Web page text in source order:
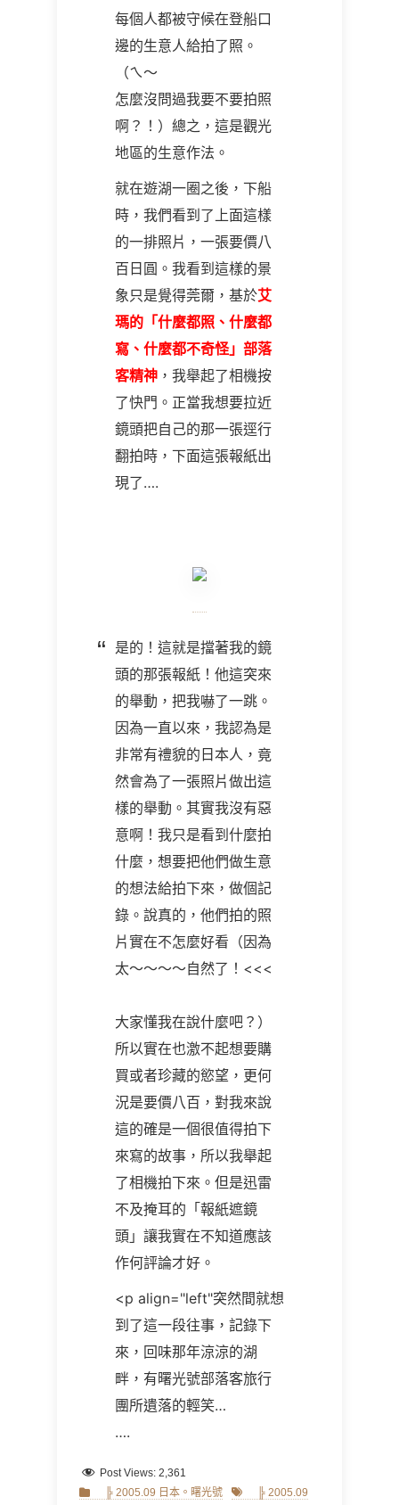
每個人都被守候在登船口
邊的生意人給拍了照。
（ㄟ～
怎麼沒問過我要不要拍照
啊？！）總之，這是觀光
地區的生意作法。
就在遊湖一圈之後，下船
時，我們看到了上面這樣
的一排照片，一張要價八
百日圓。我看到這樣的景
象只是覺得莞爾，基於艾
瑪的「什麼都照、什麼都
寫、什麼都不奇怪」部落
客精神 ，我舉起了相機按
了快門。正當我想要拉近
鏡頭把自己的那一張逕行
翻拍時，下面這張報紙出
現了….
是的！這就是擋著我的鏡
頭的那張報紙！他這突來
的舉動，把我嚇了一跳。
因為一直以來，我認為是
非常有禮貌的日本人，竟
然會為了一張照片做出這
樣的舉動。其實我沒有惡
意啊！我只是看到什麼拍
什麼，想要把他們做生意
的想法給拍下來，做個記
錄。說真的，他們拍的照
片實在不怎麼好看（因為
太～～～～自然了！ <<<
大家懂我在說什麼吧？）
所以實在也激不起想要購
買或者珍藏的慾望，更何
況是要價八百，對我來說
這的確是一個很值得拍下
來寫的故事，所以我舉起
了相機拍下來。但是迅雷
不及掩耳的「報紙遮鏡
頭」讓我實在不知道應該
作何評論才好。
<p align="left"突然間就想
到了這一段往事，記錄下
來，回味那年涼涼的湖
畔，有曙光號部落客旅行
團所遺落的輕笑…
….
Post Views: 2,361
Categories
╠ 2005.09 日本。曙光號 Tags ╠ 2005.09